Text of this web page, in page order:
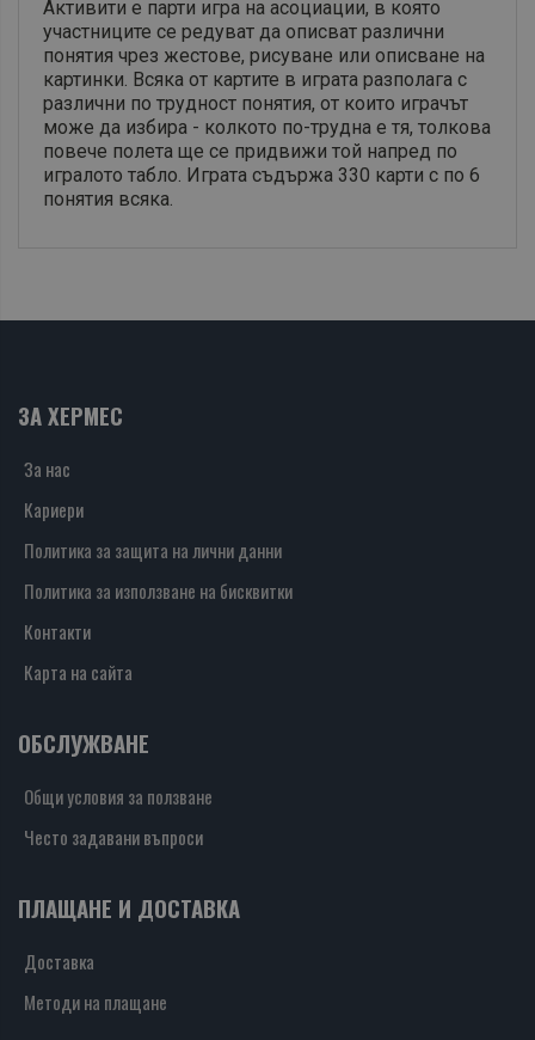
‌Активити е парти игра на асоциации, в която
участниците се редуват да описват различни
понятия чрез жестове, рисуване или описване на
картинки. Всяка от картите в играта разполага с
различни по трудност понятия, от които играчът
може да избира - колкото по-трудна е тя, толкова
повече полета ще се придвижи той напред по
игралото табло. Играта съдържа 330 карти с по 6
понятия всяка.
ЗА ХЕРМЕС
За нас
Кариери
Политика за защита на лични данни
Политика за използване на бисквитки
Контакти
Карта на сайта
ОБСЛУЖВАНЕ
Общи условия за ползване
Често задавани въпроси
ПЛАЩАНЕ И ДОСТАВКА
Доставка
Методи на плащане